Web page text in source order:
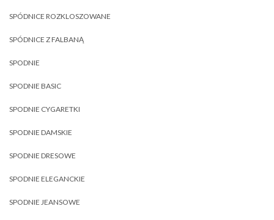
SPÓDNICE ROZKLOSZOWANE
SPÓDNICE Z FALBANĄ
SPODNIE
SPODNIE BASIC
SPODNIE CYGARETKI
SPODNIE DAMSKIE
SPODNIE DRESOWE
SPODNIE ELEGANCKIE
SPODNIE JEANSOWE